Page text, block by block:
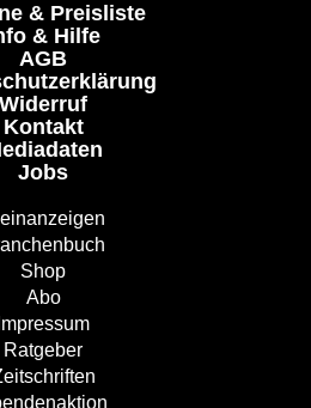
& Preisliste
& Hilfe
AGB
Widerruf
Kontakt
Jobs
Shop
Abo
Impressum
Ratgeber